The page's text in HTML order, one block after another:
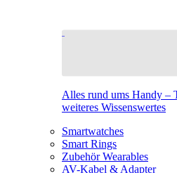
Alles rund ums Handy –
weiteres Wissenswertes
Smartwatches
Smart Rings
Zubehör Wearables
AV-Kabel & Adapter